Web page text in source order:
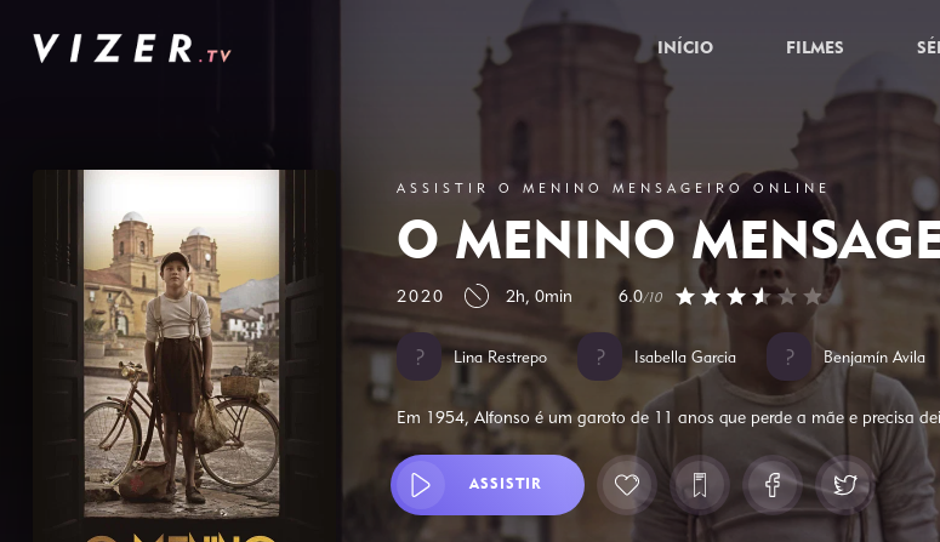
INÍCIO FILMES
ASSISTIR O MENINO MENSAGEIRO ONLINE
O MENINO
2020 2h, 0min 6.0/10
Lina Restrepo Isabella Garcia Benjamín Avila
Em 1954, Alfonso é um garoto de 11 anos que perde a mãe e precisa
ASSISTIR